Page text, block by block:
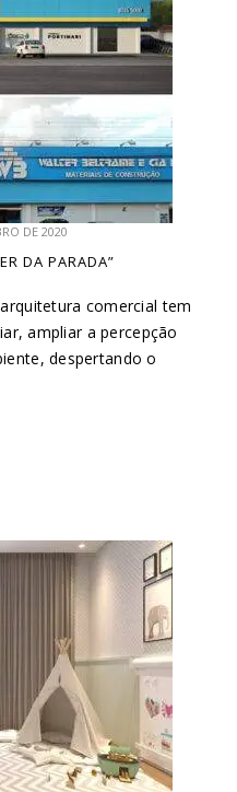
DE 2020
DA PARADA”
comercial tem
ampliar a percepção
despertando o